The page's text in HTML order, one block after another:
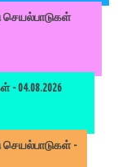
செயல்பாடுகள்
04.08.2026
செயல்பாடுகள் -